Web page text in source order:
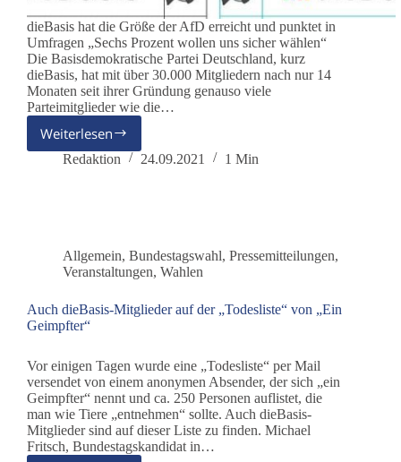
dieBasis hat die Größe der AfD erreicht und punktet in
Umfragen „Sechs Prozent wollen uns sicher wählen“
Die Basisdemokratische Partei Deutschland, kurz
dieBasis, hat mit über 30.000 Mitgliedern nach nur 14
Monaten seit ihrer Gründung genauso viele
Parteimitglieder wie die…
Weiterlesen
„Sechs
Prozent
Redaktion 24.09.2021 1 Min
Allgemein, Bundestagswahl, Pressemitteilungen,
Veranstaltungen, Wahlen
Auch dieBasis-Mitglieder auf der „Todesliste“ von „Ein
Geimpfter“
Vor einigen Tagen wurde eine „Todesliste“ per Mail
versendet von einem anonymen Absender, der sich „ein
Geimpfter“ nennt und ca. 250 Personen auflistet, die
man wie Tiere „entnehmen“ sollte. Auch dieBasis-
Mitglieder sind auf dieser Liste zu finden. Michael
Fritsch, Bundestagskandidat in…